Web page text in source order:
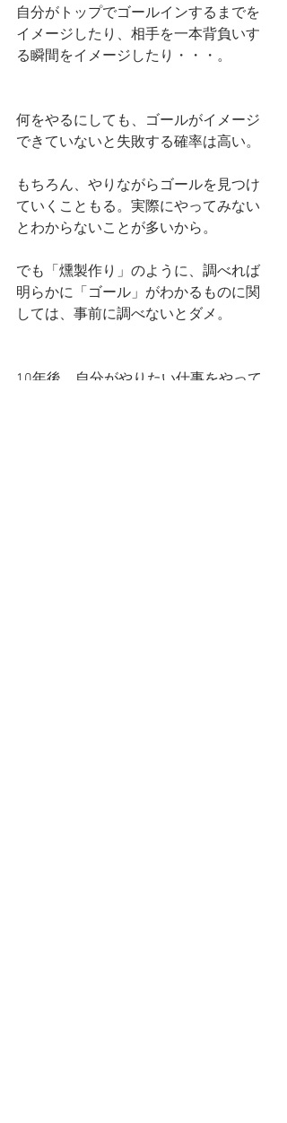
自分がトップでゴールインするまでを
イメージしたり、相手を一本背負いす
る瞬間をイメージしたり・・・。
何をやるにしても、ゴールがイメージ
できていないと失敗する確率は高い。
もちろん、やりながらゴールを見つけ
ていくこともる。実際にやってみない
とわからないことが多いから。
でも「燻製作り」のように、調べれば
明らかに「ゴール」がわかるものに関
しては、事前に調べないとダメ。
10年後、自分がやりたい仕事をやって